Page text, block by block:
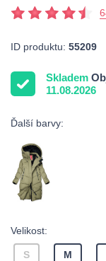
ID produktu: 55209
Skladem
11.08.2026
Ďalší barvy:
Velikost:
S M